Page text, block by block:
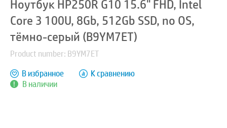
Ноутбук HP250R G10 15.6" FHD, Intel
Core 3 100U, 8Gb, 512Gb SSD, no OS,
тёмно-серый (B9YM7ET)
Product number: B9YM7ET
В наличии
В избранное К сравнению